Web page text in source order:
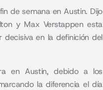
de semana en Austin. Dijo
y Max Verstappen esta
en la definición del
en Austin, debido a los
la diferencia el día